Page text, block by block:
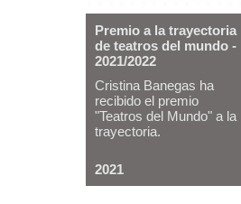
Premio a la trayectoria
de teatros del mundo -
2021/2022
Cristina Banegas ha
recibido el premio
"Teatros del Mundo" a la
trayectoria.
2021